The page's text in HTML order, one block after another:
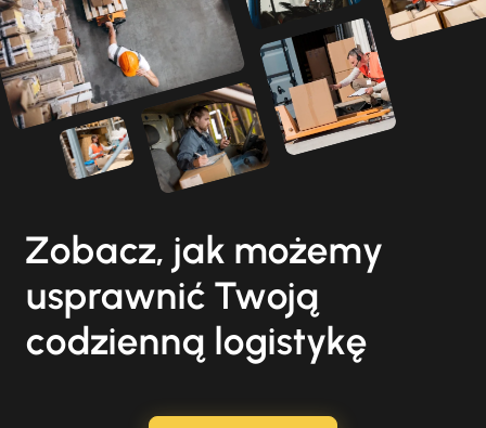
Zobacz, jak możemy
usprawnić Twoją
codzienną logistykę